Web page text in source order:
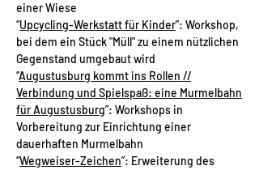
einer Wiese
“Upcycling-Werkstatt für Kinder”: Workshop,
bei dem ein Stück "Müll" zu einem nützlichen
Gegenstand umgebaut wird
“Augustusburg kommt ins Rollen //
Verbindung und Spielspaß: eine Murmelbahn
für Augustusburg”: Workshops in
Vorbereitung zur Einrichtung einer
dauerhaften Murmelbahn
“Wegweiser-Zeichen”: Erweiterung des